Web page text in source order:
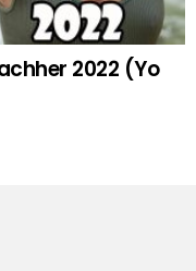
2022 (Yo